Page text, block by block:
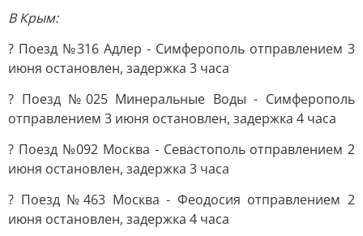
В Крым:
? Поезд №316 Адлер - Симферополь отправлением 3
июня остановлен, задержка 3 часа
? Поезд №025 Минеральные Воды - Симферополь
отправлением 3 июня остановлен, задержка 4 часа
? Поезд №092 Москва - Севастополь отправлением 2
июня остановлен, задержка 3 часа
? Поезд №463 Москва - Феодосия отправлением 2
июня остановлен, задержка 4 часа